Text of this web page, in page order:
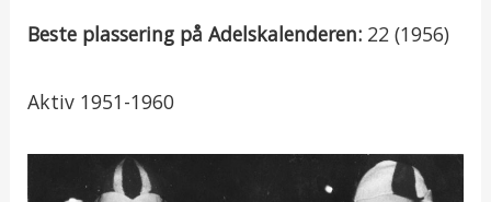
Beste plassering på Adelskalenderen:22 (1956)
Aktiv 1951-1960